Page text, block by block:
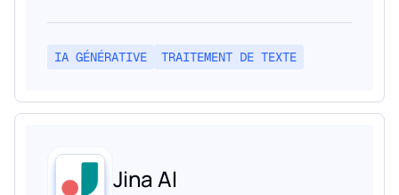
IA GÉNÉRATIVE TRAITEMENT DE TEXTE
Jina AI